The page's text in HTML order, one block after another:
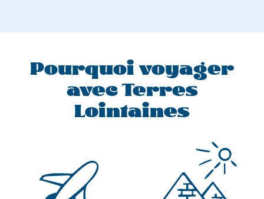
Pourquoi voyager
avec Terres
Lointaines